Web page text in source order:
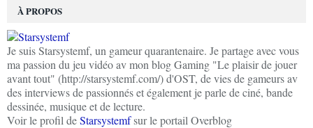
À PROPOS
Je suis Starsystemf, un gameur quarantenaire. Je partage avec vous
ma passion du jeu vidéo av mon blog Gaming "Le plaisir de jouer
avant tout" (http://starsystemf.com/) d'OST, de vies de gameurs av
des interviews de passionnés et également je parle de ciné, bande
dessinée, musique et de lecture.
Voir le profil deStarsystemfsur le portail Overblog